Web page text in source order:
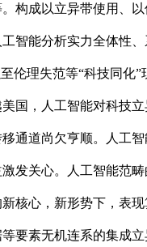
构成以立异带使用、
智能分析实力全体性
伦理失范等“科技同化
国，人工智能对科技
通道尚欠亨顺。人工
发关心。人工智能范
核心，新形势下，表
要素无机连系的集成立